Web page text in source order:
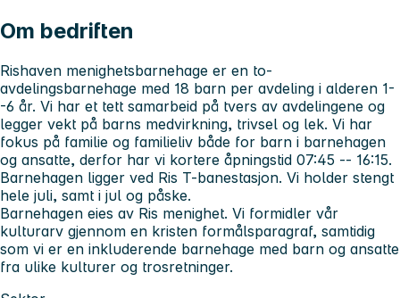
Om bedriften
Rishaven menighetsbarnehage er en to-
avdelingsbarnehage med 18 barn per avdeling i alderen 1-
-6 år. Vi har et tett samarbeid på tvers av avdelingene og
legger vekt på barns medvirkning, trivsel og lek. Vi har
fokus på familie og familieliv både for barn i barnehagen
og ansatte, derfor har vi kortere åpningstid 07:45 -- 16:15.
Barnehagen ligger ved Ris T-banestasjon. Vi holder stengt
hele juli, samt i jul og påske.
Barnehagen eies av Ris menighet. Vi formidler vår
kulturarv gjennom en kristen formålsparagraf, samtidig
som vi er en inkluderende barnehage med barn og ansatte
fra ulike kulturer og trosretninger.